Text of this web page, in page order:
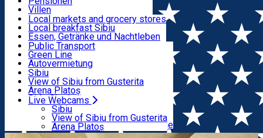
Transport & Parken
Live Webcams
Touristeninfo
Reiseführer
Guided tours
Local publication
Schönheitssalon
Loc de joacă indoor
Loc de joacă outdoor
Ski
Eislaufen
Yoga
Villen
Hostels
Motels
Camping
Zimmer zu vermieten
Wohnungen
Unterkunft außerhalb von Sibiu
Local markets and grocery stores
Local breakfast Sibiu
Essen, Getränke und Nachtleben
Pizza
Fast Food
Kaffeestube
Konditorei
Pub, Bar
Nachtclubs
Bäckerei
Public Transport
Green Line
Autovermietung
Fahrad verleih
Scooter rentals
Taxi
Ride Sharing
Park-Tickets
Parkplätze
Ladestationen für Elektrofahrzeuge
Sibiu
View of Sibiu from Gusterita
Arena Platoș
Live Webcams
Sibiu
View of Sibiu from Gusterita
Arena Platoș
Home Places
Sommer Tipps – Hermannstadts Top
Terrassen